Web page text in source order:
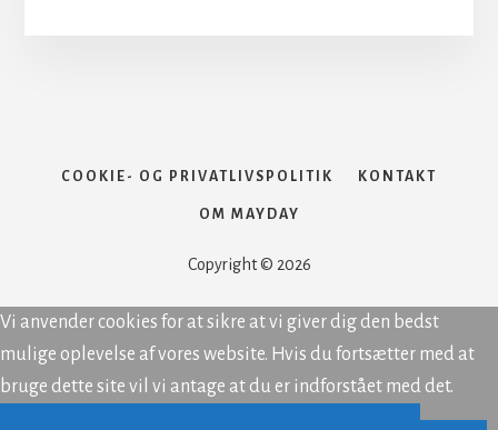
COOKIE- OG PRIVATLIVSPOLITIK KONTAKT
OM MAYDAY
Copyright © 2026
Vi anvender cookies for at sikre at vi giver dig den bedst
mulige oplevelse af vores website. Hvis du fortsætter med at
bruge dette site vil vi antage at du er indforstået med det.